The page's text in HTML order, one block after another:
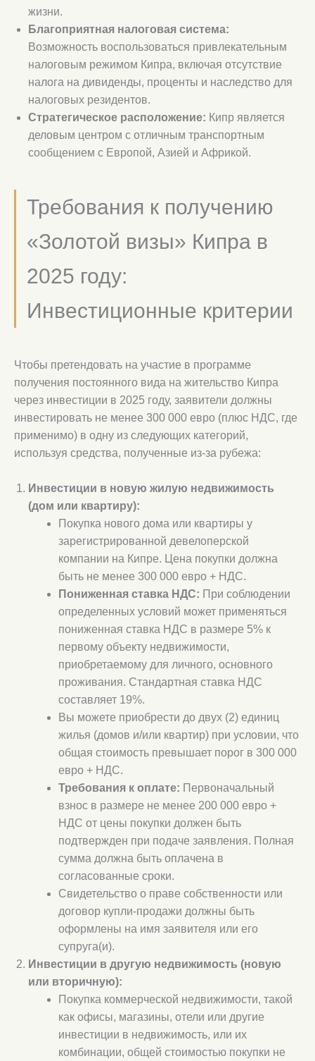
жизни.
Благоприятная налоговая система:
Возможность воспользоваться привлекательным
налоговым режимом Кипра, включая отсутствие
налога на дивиденды, проценты и наследство для
налоговых резидентов.
Стратегическое расположение: Кипр является
деловым центром с отличным транспортным
сообщением с Европой, Азией и Африкой.
Требования к получению
«Золотой визы» Кипра в
2025 году:
Инвестиционные критерии
Чтобы претендовать на участие в программе
получения постоянного вида на жительство Кипра
через инвестиции в 2025 году, заявители должны
инвестировать не менее 300 000 евро (плюс НДС, где
применимо) в одну из следующих категорий,
используя средства, полученные из-за рубежа:
Инвестиции в новую жилую недвижимость
(дом или квартиру):
Покупка нового дома или квартиры у
зарегистрированной девелоперской
компании на Кипре. Цена покупки должна
быть не менее 300 000 евро + НДС.
Пониженная ставка НДС: При соблюдении
определенных условий может применяться
пониженная ставка НДС в размере 5% к
первому объекту недвижимости,
приобретаемому для личного, основного
проживания. Стандартная ставка НДС
составляет 19%.
Вы можете приобрести до двух (2) единиц
жилья (домов и/или квартир) при условии, что
общая стоимость превышает порог в 300 000
евро + НДС.
Требования к оплате: Первоначальный
взнос в размере не менее 200 000 евро +
НДС от цены покупки должен быть
подтвержден при подаче заявления. Полная
сумма должна быть оплачена в
согласованные сроки.
Свидетельство о праве собственности или
договор купли-продажи должны быть
оформлены на имя заявителя или его
супруга(и).
Инвестиции в другую недвижимость (новую
или вторичную):
Покупка коммерческой недвижимости, такой
как офисы, магазины, отели или другие
инвестиции в недвижимость, или их
комбинации, общей стоимостью покупки не